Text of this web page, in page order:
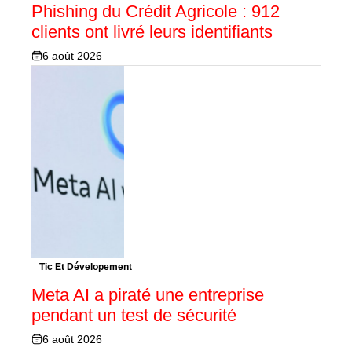
Phishing du Crédit Agricole : 912
clients ont livré leurs identifiants
6 août 2026
Tic Et Dévelopement
Meta AI a piraté une entreprise
pendant un test de sécurité
6 août 2026